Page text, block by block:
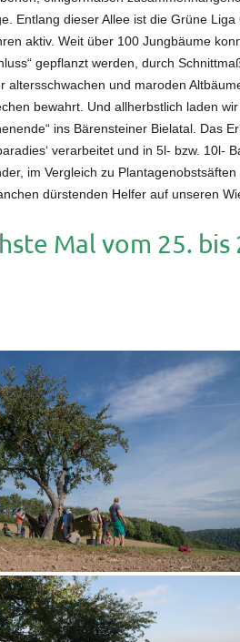
Entlang dieser Allee ist die Grüne
aktiv. Weit über 100 Jungbäume
gepflanzt werden, durch
altersschwachen und maroden
bewahrt. Und allherbstlich laden
ins Bärensteiner Bielatal. Das
verarbeitet und in 5l- bzw. 10l-
im Vergleich zu
dürstenden Helfer auf unseren
Mal vom 25.